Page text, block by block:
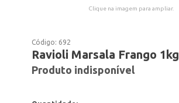
Clique na imagem para ampliar.
Código: 692
Ravioli Marsala Frango 1kg
Produto indisponível